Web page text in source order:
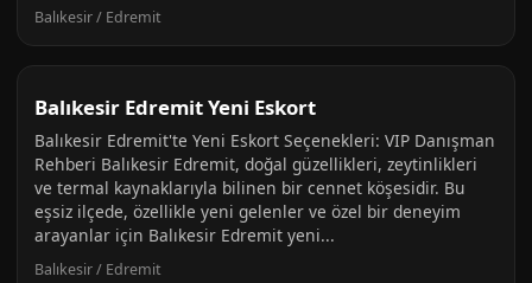
Balıkesir / Edremit
Balıkesir Edremit Yeni Eskort
Balıkesir Edremit'te Yeni Eskort Seçenekleri: VIP Danışman
Rehberi Balıkesir Edremit, doğal güzellikleri, zeytinlikleri
ve termal kaynaklarıyla bilinen bir cennet köşesidir. Bu
eşsiz ilçede, özellikle yeni gelenler ve özel bir deneyim
arayanlar için Balıkesir Edremit yeni...
Balıkesir / Edremit